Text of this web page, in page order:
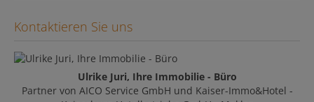
Kontaktieren Sie uns
Ulrike Juri, Ihre Immobilie - Büro
Partner von AICO Service GmbH und Kaiser-Immo&Hotel -